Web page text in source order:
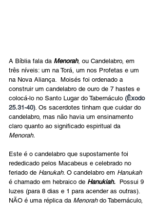
A Bíblia fala da Menorah, ou Candelabro, em
três níveis: um na Torá, um nos Profetas e um
na Nova Aliança.  Moisés foi ordenado a
construir um candelabro de ouro de 7 hastes e
colocá-lo no Santo Lugar do Tabernáculo (Êxodo
25.31-40). Os sacerdotes tinham que cuidar do
candelabro, mas não havia um ensinamento
claro quanto ao significado espiritual da
Menorah.
Este é o candelabro que supostamente foi
rededicado pelos Macabeus e celebrado no
feriado de Hanukah. O candelabro em Hanukah
é chamado em hebraico de Hanukiah.
  Possui 9
luzes (para 8 dias e 1 para acender as outras).
NÃO é uma réplica da Menorah do Tabernáculo,